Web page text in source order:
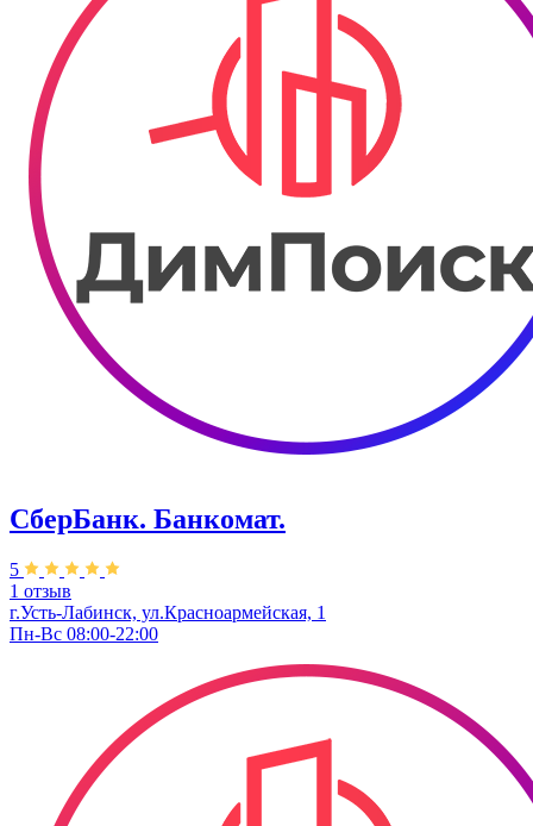
СберБанк. Банкомат.
5
1 отзыв
г.Усть-Лабинск, ул.​Красноармейская, 1
Пн-Вс 08:00-22:00